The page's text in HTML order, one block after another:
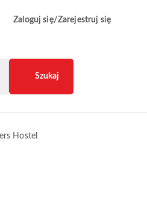
Zaloguj się/Zarejestruj się
Szukaj